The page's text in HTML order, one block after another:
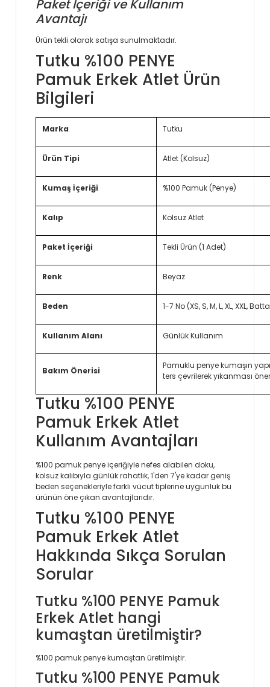
Paket İçeriği ve Kullanım
Avantajı
Ürün tekli olarak satışa sunulmaktadır.
Tutku %100 PENYE
Pamuk Erkek Atlet Ürün
Bilgileri
Marka Tutku
Ürün Tipi Atlet (Kolsuz)
Kumaş İçeriği %100 Pamuk (Penye)
Kalıp Kolsuz Atlet
Paket İçeriği Tekli Ürün (1 Adet)
Renk Beyaz
Beden 1-7 No (XS, S, M, L, XL, XXL,
Kullanım Alanı Günlük Kullanım
Bakım Önerisi
Pamuklu penye kumaşın
ters çevrilerek yıkanması
Tutku %100 PENYE
Pamuk Erkek Atlet
Kullanım Avantajları
%100 pamuk penye içeriğiyle nefes alabilen doku,
kolsuz kalıbıyla günlük rahatlık, 1'den 7'ye kadar geniş
beden seçenekleriyle farklı vücut tiplerine uygunluk bu
ürünün öne çıkan avantajlarıdır.
Tutku %100 PENYE
Pamuk Erkek Atlet
Hakkında Sıkça Sorulan
Sorular
Tutku %100 PENYE Pamuk
Erkek Atlet hangi
kumaştan üretilmiştir?
%100 pamuk penye kumaştan üretilmiştir.
Tutku %100 PENYE Pamuk